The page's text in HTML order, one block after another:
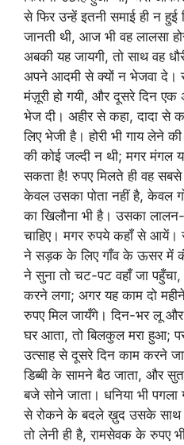
से फिर उन्हें इतनी समाई ही न
जानती थी, आज भी वह लालसा
अबकी यह जायगी, तो साथ वह
अपने आदमी से क्यों न भेजवा दे।
मंज़ूरी हो गयी, और दूसरे दिन एक
भेज दी। अहीर से कहा, दादा से
लिए भेजी है। होरी भी गाय लेने
की कोई जल्दी न थी; मगर मंगल
सकता है! रुपए मिलते ही वह
केवल उसका पोता नहीं है, केवल
का खिलौना भी है। उसका
चाहिए। मगर रुपये कहाँ से आयें।
ने सड़क के लिए गाँव के ऊसर में
ने सुना तो चट-पट वहाँ जा
करने लगा; अगर यह काम दो
रुपए मिल जायँगे। दिन-भर लू
घर आता, तो बिलकुल मरा हुआ;
उत्साह से दूसरे दिन काम करने
डिब्बी के सामने बैठ जाता, और
बजे सोने जाता। धनिया भी
से रोकने के बदले ख़ुद उसके साथ
तो लेनी ही है, रामसेवक के रुपए